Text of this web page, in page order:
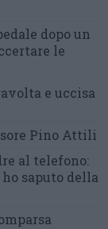
dopo un
le
e uccisa
Pino Attili
al telefono:
ho saputo della